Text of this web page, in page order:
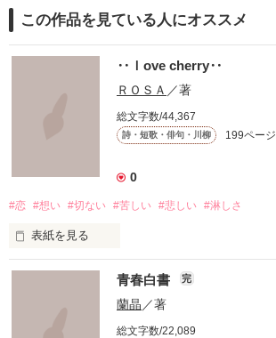
この作品を見ている人にオススメ
‥ｌove cherry‥
ＲＯＳＡ ／著
総文字数/44,367
詩・短歌・俳句・川柳 199ページ
0
#恋 #想い #切ない #苦しい #悲しい #淋しさ
表紙を見る
満たされることのない
青春白書 完
蘭晶 ／著
総文字数/22,089